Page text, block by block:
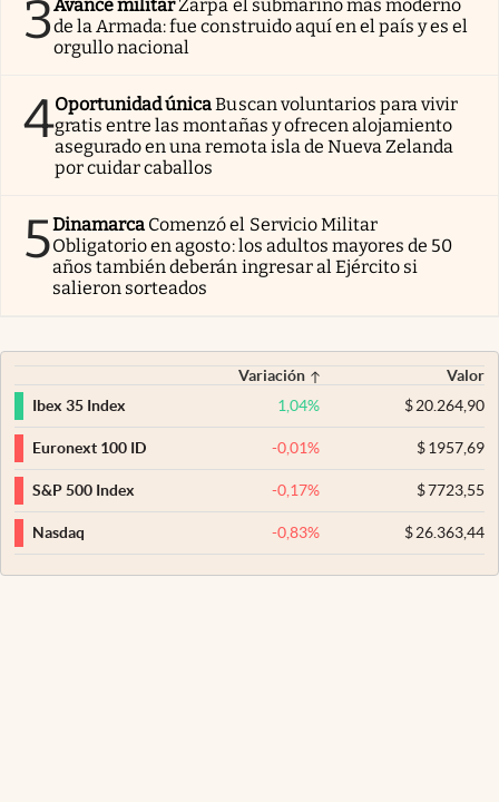
3Avance militarZarpa el submarino más moderno
de la Armada: fue construido aquí en el país y es el
orgullo nacional
4Oportunidad únicaBuscan voluntarios para vivir
gratis entre las montañas y ofrecen alojamiento
asegurado en una remota isla de Nueva Zelanda
por cuidar caballos
5Dinamarca Comenzó el Servicio Militar
Obligatorio en agosto: los adultos mayores de 50
años también deberán ingresar al Ejército si
salieron sorteados
Variación
Valor
Ibex 35 Index
1,04% $20.264,90
Euronext 100 ID -0,01% $1957,69
S&P 500 Index -0,17% $7723,55
Nasdaq -0,83% $26.363,44